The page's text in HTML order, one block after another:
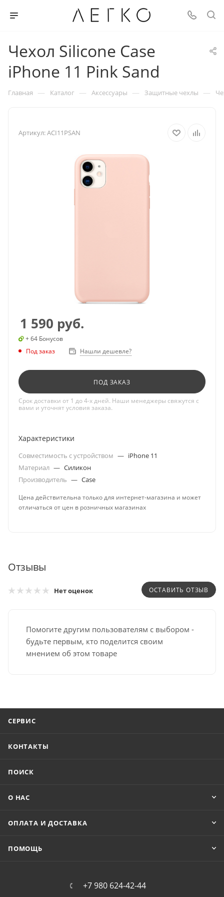
Чехол Silicone Case
iPhone 11 Pink Sand
Главная — Каталог — Аксессуары — Защитные чехлы —
Артикул:ACI11PSAN
1 590 руб.
+ 64 Бонусов
Под заказ
Нашли дешевле?
ПОД ЗАКАЗ
Срок доставки от 1 до 4-х дней. Наши менеджеры свяжутся с
вами и уточнят условия заказа.
Характеристики
Совместимость с устройством — iPhone 11
Материал — Силикон
Производитель — Case
Цена действительна только для интернет-магазина и может
отличаться от цен в розничных магазинах
Отзывы
Нет оценок ОСТАВИТЬ ОТЗЫВ
Помогите другим пользователям с выбором -
будьте первым, кто поделится своим
мнением об этом товаре
СЕРВИС
КОНТАКТЫ
ПОИСК
О НАС
ОПЛАТА И ДОСТАВКА
ПОМОЩЬ
+7 980 624-42-44